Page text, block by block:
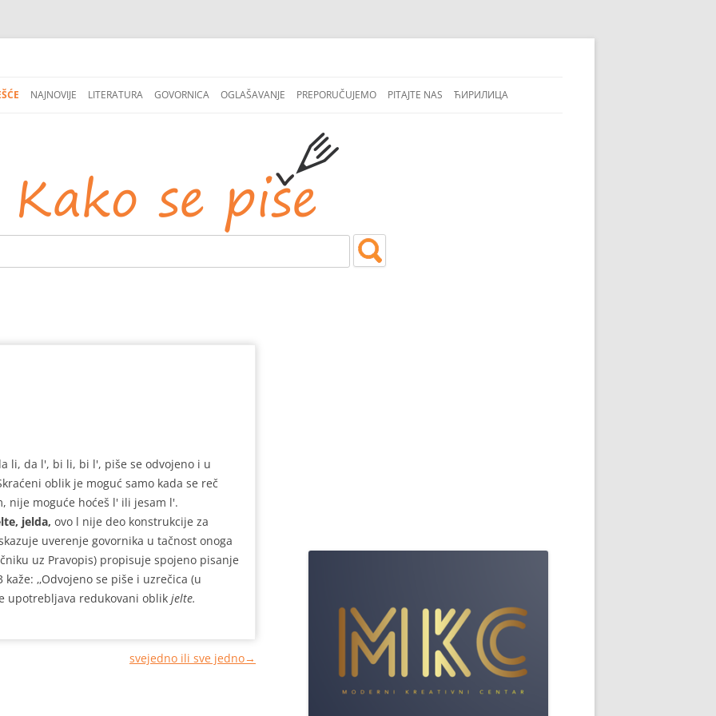
НА
NAJNOVIJE LITERATURA GOVORNICA OGLAŠAVANJE PREPORUČUJEMO PITAJTE NAS ЋИРИЛИЦА
li, da l', bi li, bi l', piše se odvojeno i u
oblik je moguć samo kada se reč
nije moguće hoćeš l' ili jesam l'.
jelda, ovo l nije deo konstrukcije za
uverenje govornika u tačnost onoga
uz Pravopis) propisuje spojeno pisanje
‚‚Odvojeno se piše i uzrečica (u
upotrebljava redukovani oblik jelte.
svejedno ili sve jedno→